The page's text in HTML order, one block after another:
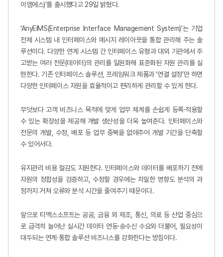
이엠에스)’를 출시했다고 29일 밝혔다.
‘AnyEIMS(Enterprise Interface Management System)’는 기업
전체 시스템 내 인터페이스와 메시지 레이아웃을 통합 관리해 주는 솔
루션이다. 다양한 연계 시스템 간 인터페이스 유형과 대외 기관에서 주
고받는 여러 전문(데이터)의 관리를 일원화해 표준화된 자원 관리를 실
현한다. 기존 인터페이스 솔루션, 프레임워크 제품과 ‘연결 설정’만 하면
다양한 인터페이스 자원을 효율적이고 편리하게 관리할 수 있게 한다.
무엇보다 고객 비즈니스 목적에 맞게 업무 체계를 손쉽게 등록·적용할
수 있는 확장성을 제공해 개발 생산성을 더욱 높여준다. 인터페이스와
전문의 개발, 수정, 배포 등 업무 중복을 없애주어 개발 기간을 단축할
수 있어서다.
유지관리 비용 절감도 지원한다. 인터페이스와 데이터를 배포하기 전에
자원의 정합성을 검증하고, 수정할 경우에는 치밀한 영향도 분석의 과
정까지 거쳐 오류와 분석 시간을 줄여주기 때문이다.
앞으로 티맥스소프트는 공공, 금융 외 제조, 통신, 의료 등 산업 중심으
로 급격히 늘어난 실시간 데이터 연동·송수신 수요와 더불어, 필요성이
대두되는 연계·통합 솔루션 비즈니스를 강화한다는 방침이다.